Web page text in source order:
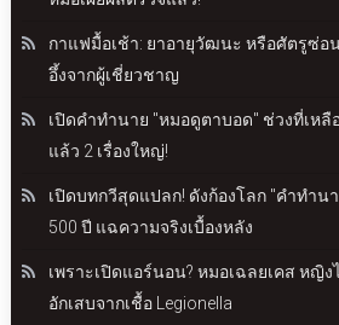
กาแฟมื้อเช้า: ยาอายุวัฒนะ หรือศัตรูซ่อ
อึ้งจากผู้เชี่ยวชาญ
เปิดคำทำนาย "หมอดูตาบอด" ช่วงที่เห
แล้ว 2 เรื่องใหญ่!
เปิดบทกวีสุดแปลก! ดังก้องโลก "คำทำน
500 ปี แฉความจริงเบื้องหลัง
เพราะเปิดแอร์นอน? หมอเฉลยเคส หญิ
อักเสบจากเชื้อ Legionella